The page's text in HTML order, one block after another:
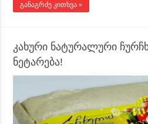
განაგრძე კითხვა »
კახური ნატურალური
ნეტარება!